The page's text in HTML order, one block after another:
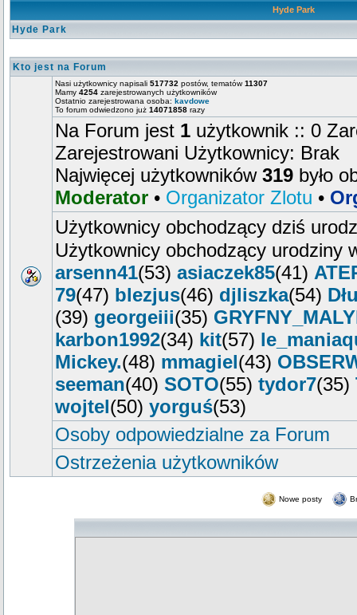
Hyde Park
Hyde Park
Kto jest na Forum
Nasi użytkownicy napisali 517732 postów, tematów11307
Mamy 4254 zarejestrowanych użytkowników
Ostatnio zarejestrowana osoba: kavdowe
To forum odwiedzono już 14071858 razy
Na Forum jest 1 użytkownik :: 0
Zarejestrowani Użytkownicy: Brak
Najwięcej użytkowników 319 było
Moderator • Organizator Zlotu •
Użytkownicy obchodzący dziś
Użytkownicy obchodzący urodziny
arsenn41(53) asiaczek85(41)
79(47) blezjus(46) djliszka(54)
(39) georgeiii(35)
karbon1992(34) kit(57)
Mickey.(48) mmagiel(43)
seeman(40) SOTO(55) tydor7(35)
wojtel(50) yorguś(53)
Osoby odpowiedzialne za Forum
Ostrzeżenia użytkowników
Nowe posty